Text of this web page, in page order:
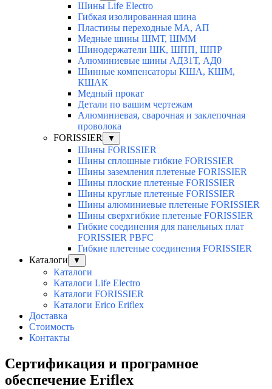
Шины Life Electro
Гибкая изолированная шина
Пластины переходные МА, АП
Медные шины ШМТ, ШММ
Шинодержатели ШК, ШПП, ШПР
Алюминиевые шины АД31Т, АД0
Шинные компенсаторы КША, КШМ,
КШАК
Медный прокат
Детали по вашим чертежам
Алюминиевая, cварочная и заклепочная
проволока
FORISSIER
▼
Шины FORISSIER
Шины сплошные гибкие FORISSIER
Шины заземления плетеные FORISSIER
Шины плоские плетеные FORISSIER
Шины круглые плетеные FORISSIER
Шины алюминиевые плетеные FORISSIER
Шины сверхгибкие плетеные FORISSIER
Гибкие соединения для панельных плат
FORISSIER PBFC
Гибкие плетеные соединения FORISSIER
Каталоги
▼
Каталоги
Каталоги Life Electro
Каталоги FORISSIER
Каталоги Erico Eriflex
Доставка
Стоимость
Контакты
Сертификация и програмное
обеспечение Eriflex